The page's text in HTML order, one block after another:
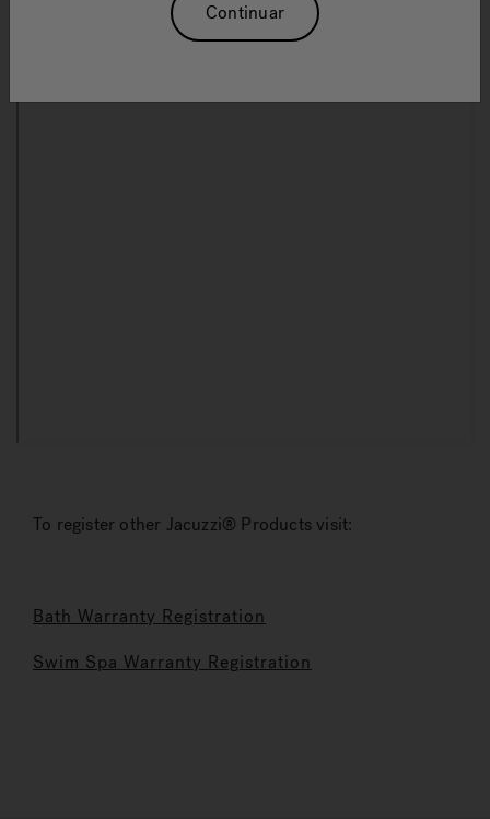
To register other Jacuzzi® Products visit:
Bath Warranty Registration
Swim Spa Warranty Registration
Continuar